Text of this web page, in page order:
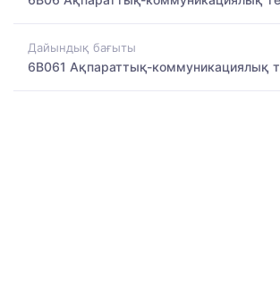
Дайындық бағыты
6B061 Ақпараттық-коммуникациялық